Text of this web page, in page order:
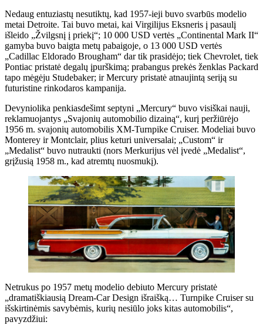
Nedaug entuziastų nesutiktų, kad 1957-ieji buvo svarbūs modelio
metai Detroite. Tai buvo metai, kai Virgilijus Eksneris į pasaulį
išleido „Žvilgsnį į priekį“; 10 000 USD vertės „Continental Mark II“
gamyba buvo baigta metų pabaigoje, o 13 000 USD vertės
„Cadillac Eldorado Brougham“ dar tik prasidėjo; tiek Chevrolet, tiek
Pontiac pristatė degalų įpurškimą; prabangus prekės ženklas Packard
tapo mėgėju Studebaker; ir Mercury pristatė atnaujintą seriją su
futuristine rinkodaros kampanija.
Devyniolika penkiasdešimt septyni „Mercury“ buvo visiškai nauji,
reklamuojantys „Svajonių automobilio dizainą“, kurį peržiūrėjo
1956 m. svajonių automobilis XM-Turnpike Cruiser. Modeliai buvo
Monterey ir Montclair, plius keturi universalai; „Custom“ ir
„Medalist“ buvo nutraukti (nors Merkurijus vėl įvedė „Medalist“,
grįžusią 1958 m., kad atremtų nuosmukį).
Netrukus po 1957 metų modelio debiuto Mercury pristatė
„dramatiškiausią Dream-Car Design išraišką… Turnpike Cruiser su
išskirtinėmis savybėmis, kurių nesiūlo joks kitas automobilis“,
pavyzdžiui: